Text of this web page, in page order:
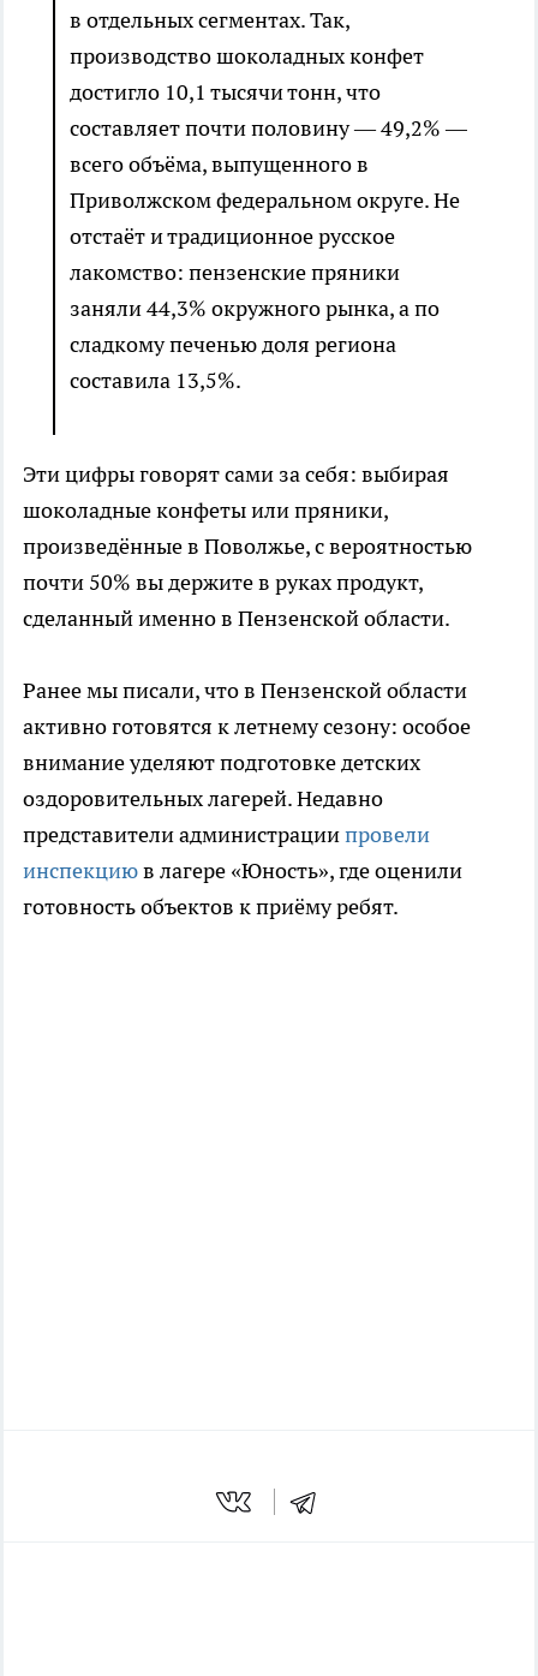
в отдельных сегментах. Так,
производство шоколадных конфет
достигло 10,1 тысячи тонн, что
составляет почти половину — 49,2% —
всего объёма, выпущенного в
Приволжском федеральном округе. Не
отстаёт и традиционное русское
лакомство: пензенские пряники
заняли 44,3% окружного рынка, а по
сладкому печенью доля региона
составила 13,5%.
Эти цифры говорят сами за себя: выбирая
шоколадные конфеты или пряники,
произведённые в Поволжье, с вероятностью
почти 50% вы держите в руках продукт,
сделанный именно в Пензенской области.
Ранее мы писали, что в Пензенской области
активно готовятся к летнему сезону: особое
внимание уделяют подготовке детских
оздоровительных лагерей. Недавно
представители администрациипровели
инспекциюв лагере «Юность», где оценили
готовность объектов к приёму ребят.